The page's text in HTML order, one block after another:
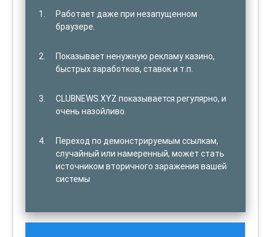
Работает даже при незапущенном
браузере.
Показывает ненужную рекламу казино,
быстрых заработков, ставок и т.п.
CLUBNEWS.XYZ показывается регулярно, и
очень назойливо.
Переход по демонстрируемым ссылкам,
случайный или намеренный, может стать
источником вторичного заражения вашей
системы